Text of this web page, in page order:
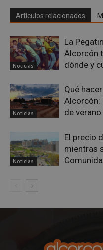
Artículos relacionados
Noticias
La
Alcorcón
dónde y
Noticias
Qué
Alcorcón:
de
Noticias
El precio
mientras
AWSALBCORS
sp_landing